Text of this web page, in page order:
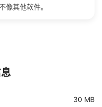
像其他软件。
30 MB